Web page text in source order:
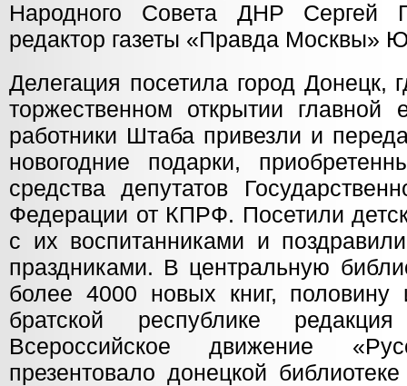
Народного Совета ДНР Сергей
редактор газеты «Правда Москвы»
Делегация посетила город Донецк,
торжественном открытии главной
работники Штаба привезли и
новогодние подарки,
средства депутатов
Федерации от КПРФ. Посетили
с их воспитанниками и
праздниками. В центральную
более 4000 новых книг, половину
братской республике
Всероссийское движение
презентовало донецкой